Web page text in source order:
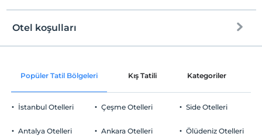
Odalarda sigara içilmez
Çocuklar
Ortak alanlar ve tüm odalar
Otel koşulları
Check/in
Check/out
En geç saat 10:00 ve öncesi
Evcil Hayvan
Popüler Tatil Bölgeleri Kış Tatili Kategoriler
İstanbul Otelleri
Antalya Otelleri
Çeşme Otelleri
Ankara Otelleri
Side Otelleri
Ölüdeniz Otelleri